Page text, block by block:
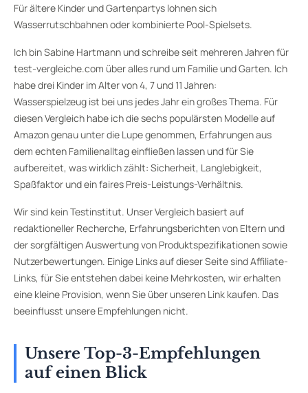
Für ältere Kinder und Gartenpartys lohnen sich
Wasserrutschbahnen oder kombinierte Pool-Spielsets.
Ich bin Sabine Hartmann und schreibe seit mehreren Jahren für
test-vergleiche.com über alles rund um Familie und Garten. Ich
habe drei Kinder im Alter von 4, 7 und 11 Jahren:
Wasserspielzeug ist bei uns jedes Jahr ein großes Thema. Für
diesen Vergleich habe ich die sechs populärsten Modelle auf
Amazon genau unter die Lupe genommen, Erfahrungen aus
dem echten Familienalltag einfließen lassen und für Sie
aufbereitet, was wirklich zählt: Sicherheit, Langlebigkeit,
Spaßfaktor und ein faires Preis-Leistungs-Verhältnis.
Wir sind kein Testinstitut. Unser Vergleich basiert auf
redaktioneller Recherche, Erfahrungsberichten von Eltern und
der sorgfältigen Auswertung von Produktspezifikationen sowie
Nutzerbewertungen. Einige Links auf dieser Seite sind Affiliate-
Links, für Sie entstehen dabei keine Mehrkosten, wir erhalten
eine kleine Provision, wenn Sie über unseren Link kaufen. Das
beeinflusst unsere Empfehlungen nicht.
Unsere Top-3-Empfehlungen
auf einen Blick